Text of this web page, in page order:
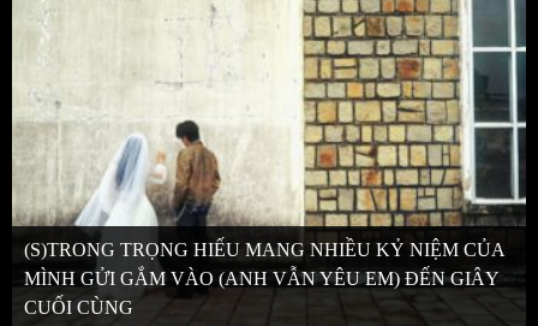
(S)TRONG TRỌNG HIẾU MANG NHIỀU KỶ NIỆM CỦA
MÌNH GỬI GẮM VÀO (ANH VẪN YÊU EM) ĐẾN GIÂY
CUỐI CÙNG